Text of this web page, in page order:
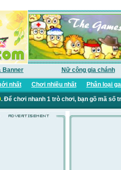
Banner Nữ công gia chánh
nhất Chơi nhiều nhất Phân loại
. Để chơi nhanh 1 trò chơi, bạn gõ mã số